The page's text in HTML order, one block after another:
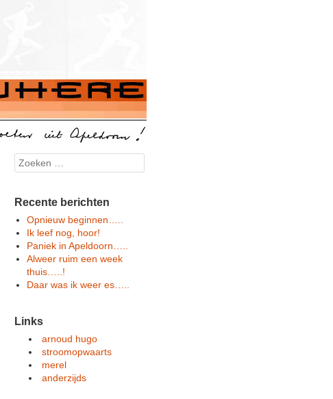
Search
Recente berichten
Opnieuw beginnen…..
Ik leef nog, hoor!
Paniek in Apeldoorn…..
Alweer ruim een week
thuis…..!
Daar was ik weer es…..
Links
arnoud hugo
stroomopwaarts
merel
anderzijds